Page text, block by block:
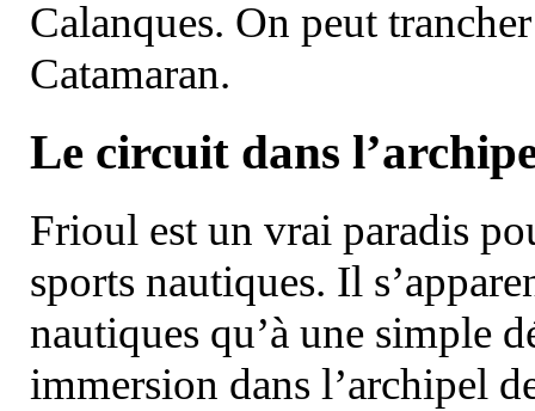
Calanques. On peut
Catamaran.
Le circuit dans
Frioul est un vrai paradis
sports nautiques. Il
nautiques qu’à une simple
immersion dans l’archipel